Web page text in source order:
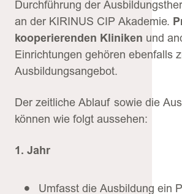
Durchführung der
an der KIRINUS CIP Akademie.
kooperierenden Kliniken und
Einrichtungen gehören ebenfalls
Ausbildungsangebot.
Der zeitliche Ablauf sowie die
können wie folgt aussehen:
1. Jahr
Umfasst die Ausbildung ein